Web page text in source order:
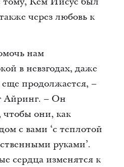
через любовь к
нам
в невзгодах, даже
продолжается, –
Айринг. – Он
чтобы они, как
с вами ‘с теплотой
руками’.
сердца изменятся к